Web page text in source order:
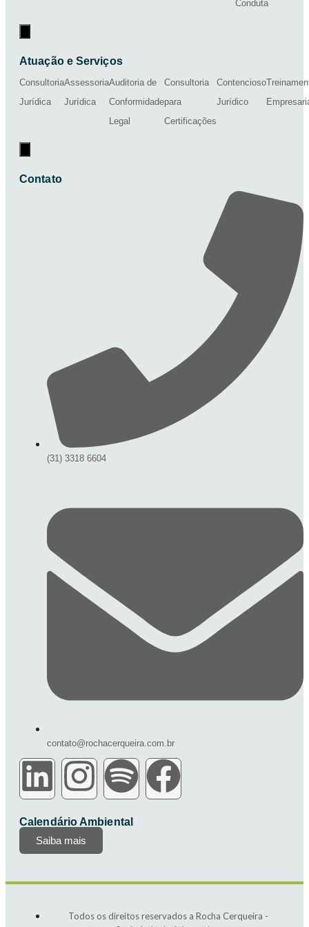
Conduta
Atuação e Serviços
Consultoria
Jurídica
Assessoria
Jurídica
Auditoria de
Conformidade
Legal
Consultoria
para
Certificações
Contencioso
Jurídico
Contato
(31) 3318 6604
contato@rochacerqueira.com.br
Calendário Ambiental
Saiba mais
Todos os direitos reservados a Rocha Cerqueira -